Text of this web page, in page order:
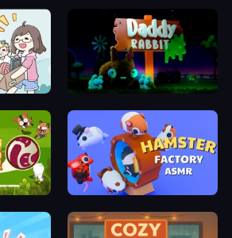
Daddy Rabbit
International Super Animal Soccer Hamster Factory ASMR